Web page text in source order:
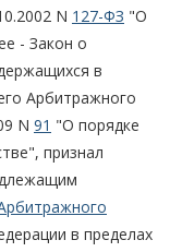
N 127-ФЗ "О
- Закон о
в
Арбитражного
N 91 "О порядке
признал
в пределах